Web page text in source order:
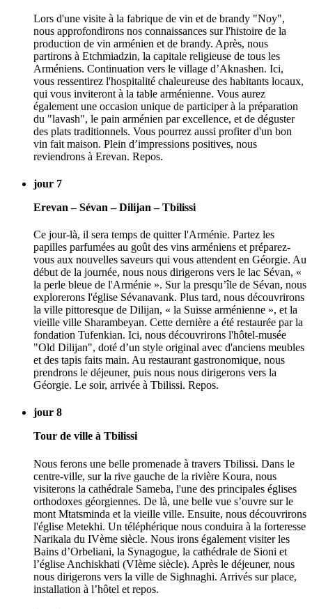
Lors d'une visite à la fabrique de vin et de brandy "Noy",
nous approfondirons nos connaissances sur l'histoire de la
production de vin arménien et de brandy. Après, nous
partirons à Etchmiadzin, la capitale religieuse de tous les
Arméniens. Continuation vers le village d’Aknashen. Ici,
vous ressentirez l'hospitalité chaleureuse des habitants locaux,
qui vous inviteront à la table arménienne. Vous aurez
également une occasion unique de participer à la préparation
du "lavash", le pain arménien par excellence, et de déguster
des plats traditionnels. Vous pourrez aussi profiter d'un bon
vin fait maison. Plein d’impressions positives, nous
reviendrons à Erevan. Repos.
jour 7
Erevan – Sévan – Dilijan – Tbilissi
Ce jour-là, il sera temps de quitter l'Arménie. Partez les
papilles parfumées au goût des vins arméniens et préparez-
vous aux nouvelles saveurs qui vous attendent en Géorgie. Au
début de la journée, nous nous dirigerons vers le lac Sévan, «
la perle bleue de l'Arménie ». Sur la presqu’île de Sévan, nous
explorerons l'église Sévanavank. Plus tard, nous découvrirons
la ville pittoresque de Dilijan, « la Suisse arménienne », et la
vieille ville Sharambeyan. Cette dernière a été restaurée par la
fondation Tufenkian. Ici, nous découvrirons l'hôtel-musée
"Old Dilijan", doté d’un style original avec d'anciens meubles
et des tapis faits main. Au restaurant gastronomique, nous
prendrons le déjeuner, puis nous nous dirigerons vers la
Géorgie. Le soir, arrivée à Tbilissi. Repos.
jour 8
Tour de ville à Tbilissi
Nous ferons une belle promenade à travers Tbilissi. Dans le
centre-ville, sur la rive gauche de la rivière Koura, nous
visiterons la cathédrale Sameba, l'une des principales églises
orthodoxes géorgiennes. De là, une belle vue s’ouvre sur le
mont Mtatsminda et la vieille ville. Ensuite, nous découvrirons
l'église Metekhi. Un téléphérique nous conduira à la forteresse
Narikala du IVème siècle. Nous irons également visiter les
Bains d’Orbeliani, la Synagogue, la cathédrale de Sioni et
l’église Anchiskhati (VIème siècle). Après le déjeuner, nous
nous dirigerons vers la ville de Sighnaghi. Arrivés sur place,
installation à l’hôtel et repos.